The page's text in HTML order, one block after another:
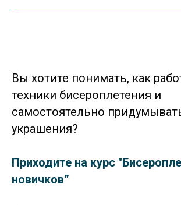
Вы хотите понимать, как
техники бисероплетения и
самостоятельно
украшения?
Приходите на курс
новичков”